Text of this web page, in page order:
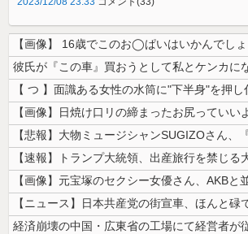
【画像】日焼け口リの締まったお尻っていい
【画像】元宝塚のセクシー女優さん、AKBと
【ニュース】日本共産党の街宣車、ほんと碌